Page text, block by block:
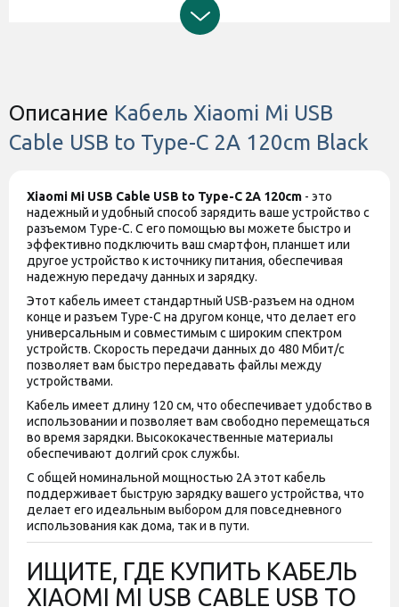
Производитель может изменять
характеристики и комплектацию
Штрихкод
2000996103363
Описание Кабель Xiaomi Mi USB
Cable USB to Type-C 2A 120cm Black
Xiaomi Mi USB Cable USB to Type-C 2A 120cm - это
надежный и удобный способ зарядить ваше устройство с
разъемом Type-C. С его помощью вы можете быстро и
эффективно подключить ваш смартфон, планшет или
другое устройство к источнику питания, обеспечивая
надежную передачу данных и зарядку.
Этот кабель имеет стандартный USB-разъем на одном
конце и разъем Type-C на другом конце, что делает его
универсальным и совместимым с широким спектром
устройств. Скорость передачи данных до 480 Мбит/с
позволяет вам быстро передавать файлы между
устройствами.
Кабель имеет длину 120 см, что обеспечивает удобство в
использовании и позволяет вам свободно перемещаться
во время зарядки. Высококачественные материалы
обеспечивают долгий срок службы.
С общей номинальной мощностью 2А этот кабель
поддерживает быструю зарядку вашего устройства, что
делает его идеальным выбором для повседневного
использования как дома, так и в пути.
ИЩИТЕ, ГДЕ КУПИТЬ КАБЕЛЬ
XIAOMI MI USB CABLE USB TO